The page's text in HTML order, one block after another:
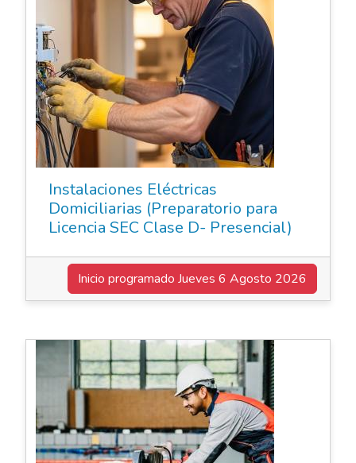
Instalaciones Eléctricas
Domiciliarias (Preparatorio para
Licencia SEC Clase D- Presencial)
Inicio programado Jueves 6 Agosto 2026